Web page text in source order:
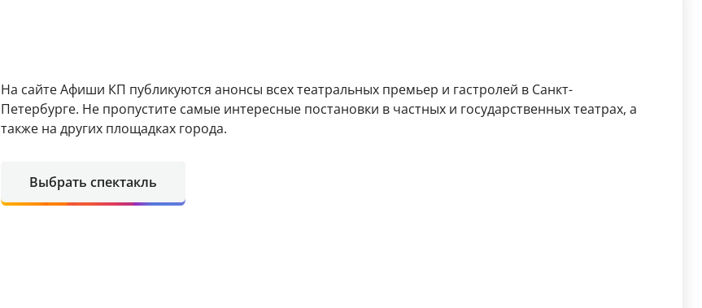
На сайте Афиши КП публикуются анонсы всех театральных премьер и гастролей в Санкт-
Петербурге. Не пропустите самые интересные постановки в частных и государственных театрах, а
также на других площадках города.
Выбрать спектакль